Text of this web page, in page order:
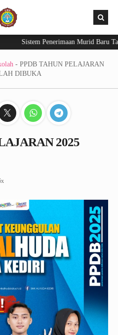
Sistem Penerimaan Murid Baru
- PPDB TAHUN PELAJARAN
DIBUKA
2025